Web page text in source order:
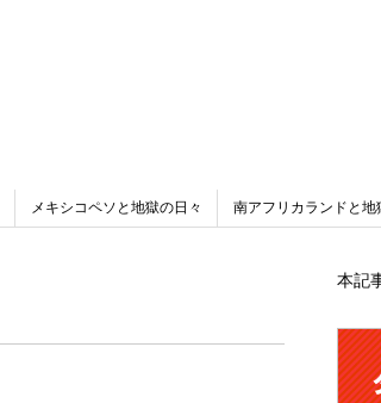
メキシコペソと地獄の日々 南アフリカランドと地
本記